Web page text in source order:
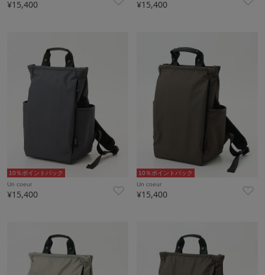
¥15,400 ¥15,400
10％ポイントバック
Un coeur
¥15,400
10％ポイントバック
Un coeur
¥15,400